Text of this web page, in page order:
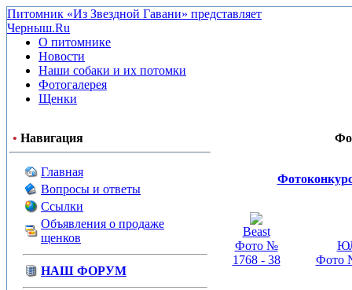
Питомник «Из Звездной Гавани» представляет
Черныш.Ru
О питомнике
Новости
Наши собаки и их потомки
Фотогалерея
Щенки
• Навигация
Главная
Вопросы и ответы
Ссылки
Объявления о продаже
щенков
НАШ ФОРУМ
Beast
Фото №
1768 - 38
Фото